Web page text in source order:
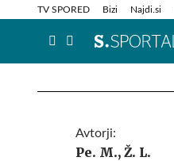
TV SPORED Bizi Najdi.si
Info in obvestila
Avtorji:
Pe. M., Ž. L.